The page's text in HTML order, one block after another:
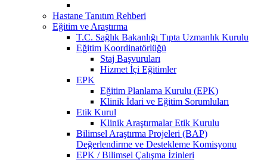
Hastane Tanıtım Rehberi
Eğitim ve Araştırma
T.C. Sağlık Bakanlığı Tıpta Uzmanlık Kurulu
Eğitim Koordinatörlüğü
Staj Başvuruları
Hizmet İçi Eğitimler
EPK
Eğitim Planlama Kurulu (EPK)
Klinik İdari ve Eğitim Sorumluları
Etik Kurul
Klinik Araştırmalar Etik Kurulu
Bilimsel Araştırma Projeleri (BAP)
Değerlendirme ve Destekleme Komisyonu
EPK / Bilimsel Çalışma İzinleri